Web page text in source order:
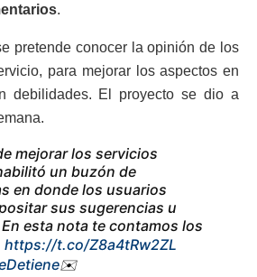
.
pretende conocer la opinión de los
para mejorar los aspectos en
debilidades. El proyecto se dio a
mejorar los servicios
un buzón de
en donde los usuarios
sus sugerencias u
esta nota te contamos los
https://t.co/Z8a4tRw2ZL
✉️